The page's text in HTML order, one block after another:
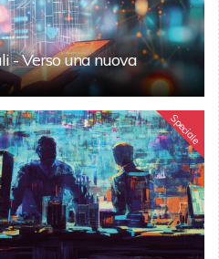
- Verso una nuova
Speciale